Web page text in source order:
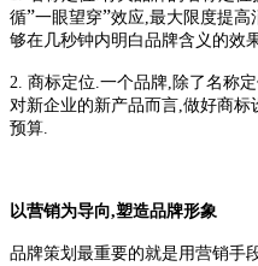
循”一眼望穿”效应,最大限度提高
够在几秒钟内明白品牌含义的效
2. 商标定位.一个品牌, 除了名称
对新企业的新产品而言,做好商标
预算.
以营销为导向,塑造品牌形象
品牌策划最重要的就是用营销手